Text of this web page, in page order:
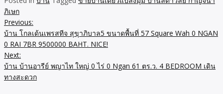
ภิเษก
Post
navigation
Previous:
บ้าน โกลเด้นเพรสทีจ สุขุาภิบาล5 ขนาดพื้นที่ 57 Square Wah 0 NGAN
0 RAI 7BR 9500000 BAHT. NICE!
Next:
บ้าน บ้านอารีย์ พญาไท ใหญ่ 0 ไร่ 0 Ngan 61 ตร.ว. 4 BEDROOM เดิน
ทางสะดวก